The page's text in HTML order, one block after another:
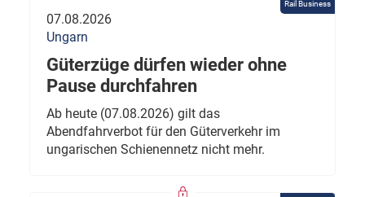
Rail Business
07.08.2026
Ungarn
Güterzüge dürfen wieder ohne
Pause durchfahren
Ab heute (07.08.2026) gilt das
Abendfahrverbot für den Güterverkehr im
ungarischen Schienennetz nicht mehr.